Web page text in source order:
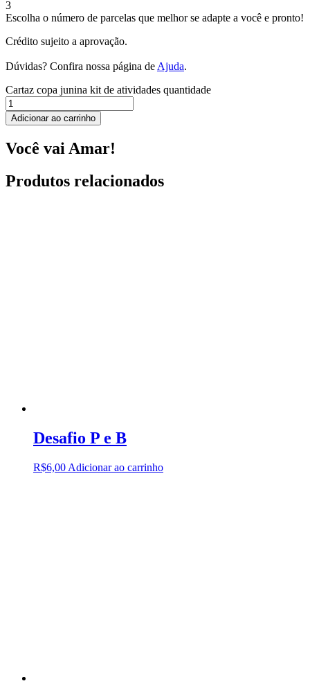
3
Escolha o número de parcelas que melhor se adapte a você e pronto!
Crédito sujeito a aprovação.
Dúvidas? Confira nossa página de Ajuda.
Cartaz copa junina kit de atividades quantidade
Adicionar ao carrinho
Você vai Amar!
Produtos relacionados
Desafio P e B
R$6,00 Adicionar ao carrinho